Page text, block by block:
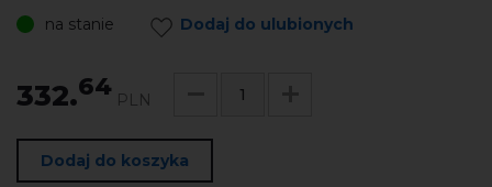
na stanie Dodaj do ulubionych
332.64 PLN
Dodaj do koszyka